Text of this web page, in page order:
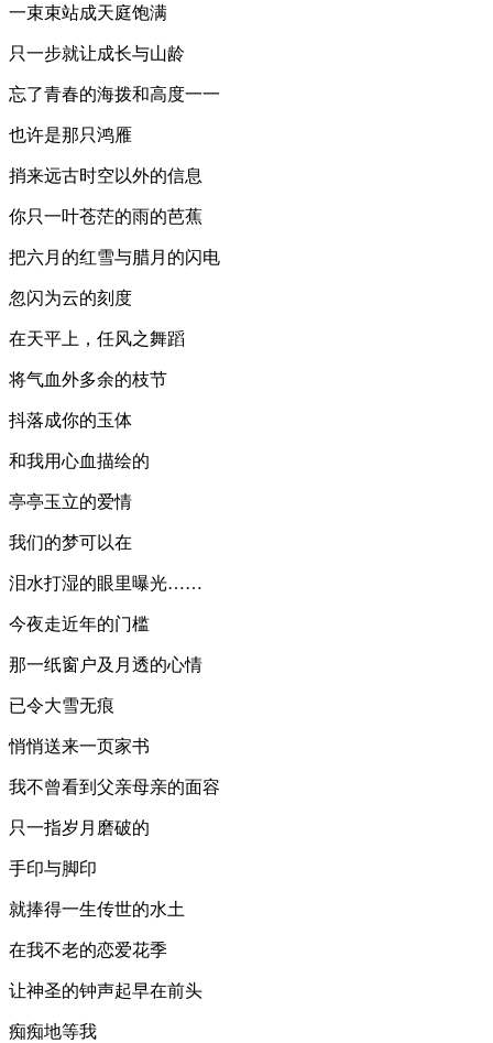
一束束站成天庭饱满
只一步就让成长与山龄
忘了青春的海拨和高度一一
也许是那只鸿雁
捎来远古时空以外的信息
你只一叶苍茫的雨的芭蕉
把六月的红雪与腊月的闪电
忽闪为云的刻度
在天平上，任风之舞蹈
将气血外多余的枝节
抖落成你的玉体
和我用心血描绘的
亭亭玉立的爱情
我们的梦可以在
泪水打湿的眼里曝光……
今夜走近年的门槛
那一纸窗户及月透的心情
已令大雪无痕
悄悄送来一页家书
我不曾看到父亲母亲的面容
只一指岁月磨破的
手印与脚印
就捧得一生传世的水土
在我不老的恋爱花季
让神圣的钟声起早在前头
痴痴地等我